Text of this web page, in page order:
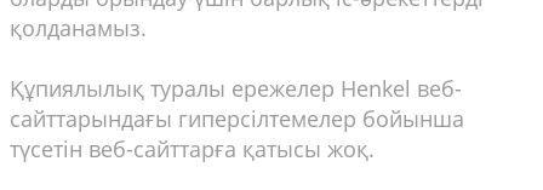
қолданамыз.
Құпиялылық туралы ережелер Henkel веб-
сайттарындағы гиперсілтемелер бойынша
түсетін веб-сайттарға қатысы жоқ.